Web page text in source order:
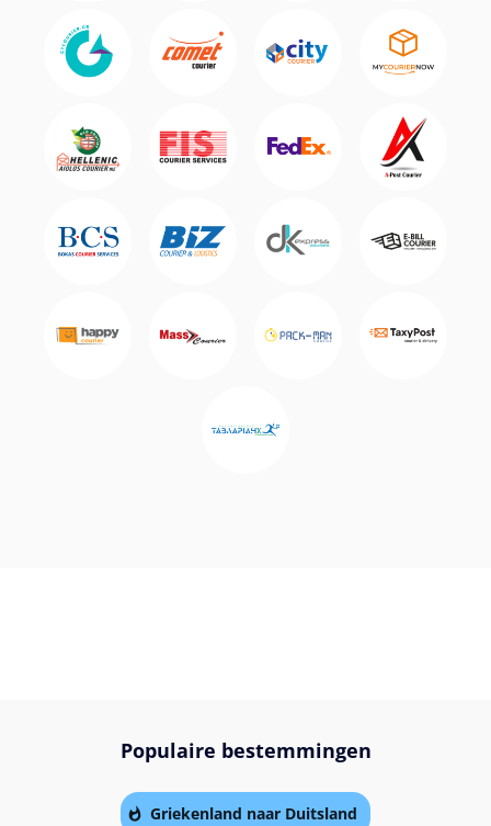
Populaire bestemmingen
Griekenland naar Duitsland